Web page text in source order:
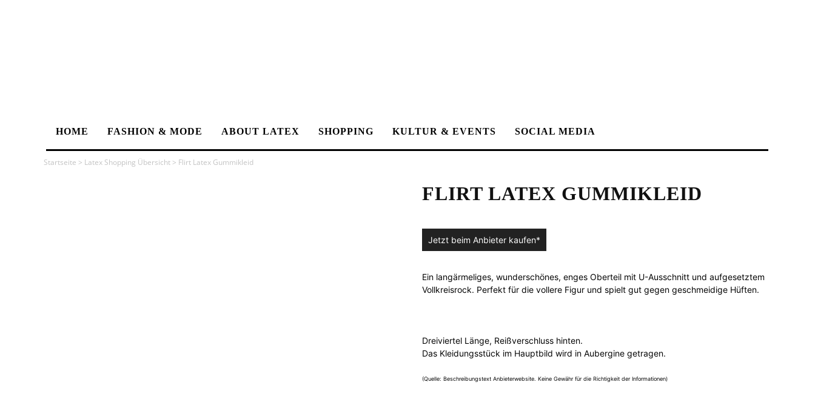
HOME FASHION & MODE ABOUT LATEX SHOPPING KULTUR & EVENTS SOCIAL MEDIA
Startseite > Latex Shopping Übersicht > Flirt Latex Gummikleid
FLIRT LATEX GUMMIKLEID
Jetzt beim Anbieter kaufen*
Ein langärmeliges, wunderschönes, enges Oberteil mit U-Ausschnitt und aufgesetztem
Vollkreisrock. Perfekt für die vollere Figur und spielt gut gegen geschmeidige Hüften.
Dreiviertel Länge, Reißverschluss hinten.
Das Kleidungsstück im Hauptbild wird in Aubergine getragen.
(Quelle: Beschreibungstext Anbieterwebsite. Keine Gewähr für die Richtigkeit der Informationen)